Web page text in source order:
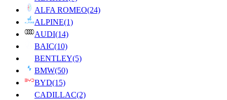
ALFA ROMEO(24)
ALPINE(1)
AUDI(14)
BAIC(10)
BENTLEY(5)
BMW(50)
BYD(15)
CADILLAC(2)